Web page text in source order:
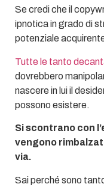
Se credi che il
ipnotica in grado di
potenziale
Tutte le tanto
dovrebbero
nascere in lui il
possono esistere.
Si scontrano con
vengono
via.
Sai perché sono